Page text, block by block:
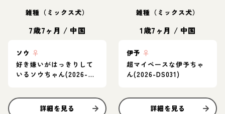
雑種（ミックス犬）
7歳7ヶ月 / 中国
ソウ ♀
好き嫌いがはっきりして
いるソウちゃん(2026-
詳細を見る
雑種（ミックス犬）
1歳7ヶ月 / 中国
伊予 ♀
超マイペースな伊予ちゃ
ん(2026-DS031)
詳細を見る